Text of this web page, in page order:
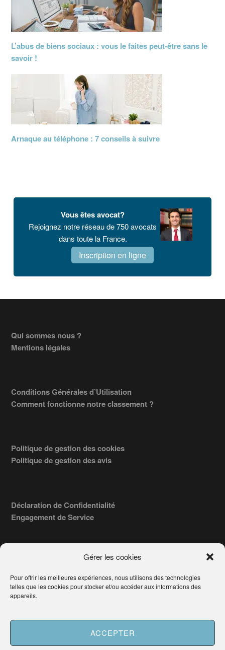
Gérer les cookies
Pour offrir les meilleures expériences, nous utilisons des technologies
telles que les cookies pour stocker et/ou accéder aux informations des
appareils.
ACCEPTER
L’abus de biens sociaux : vous le faites peut-être sans le
savoir !
Arnaque au téléphone : 7 conseils à suivre
Vous êtes avocat?
Rejoignez notre réseau de 750 avocats
dans toute la France.
Inscription en ligne
Footer
Qui sommes nous ?
Mentions légales
Conditions Générales d’Utilisation
Comment fonctionne notre classement ?
Politique de gestion des cookies
Politique de gestion des avis
Déclaration de Confidentialité
Engagement de Service
COPYRIGHT © 2026 · TROUVERVOTREAVOCAT.COM, ÉDITÉ PAR
LA SOCIÉTÉAWATECH- 91, RUE DU FAUBOURG ST HONORÉ
Français